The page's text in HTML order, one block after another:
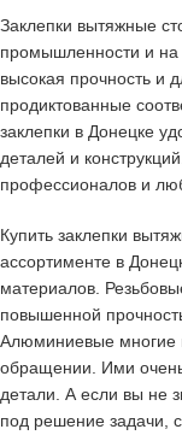
Заклепки вытяжные
промышленности и на
высокая прочность и
продиктованные
заклепки в Донецке
деталей и
профессионалов и
Купить заклепки
ассортименте в
материалов.
повышенной
Алюминиевые многие
обращении. Ими очень
детали. А если вы не
под решение задачи,